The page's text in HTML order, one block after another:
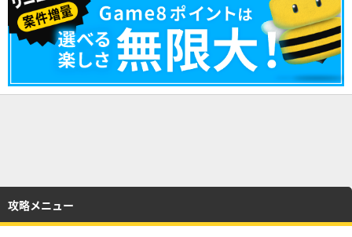
攻略メニュー